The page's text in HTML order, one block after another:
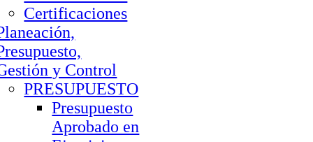
Certificaciones
y Control
PRESUPUESTO
Presupuesto
Aprobado en